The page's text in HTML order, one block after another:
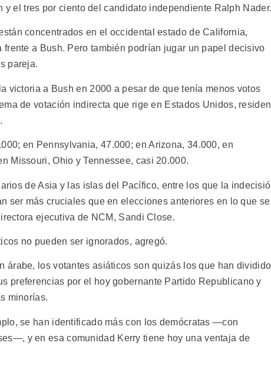
y el tres por ciento del candidato independiente Ralph
concentrados en el occidental estado de California,
a Bush. Pero también podrían jugar un papel decisivo
pareja.
victoria a Bush en 2000 a pesar de que tenía menos votos
de votación indirecta que rige en Estados Unidos, residen
en Pennsylvania, 47.000; en Arizona, 34.000, en
Missouri, Ohio y Tennessee, casi 20.000.
de Asia y las islas del Pacífico, entre los que la
ser más cruciales que en elecciones anteriores en lo que se
ejecutiva de NCM, Sandi Close.
no pueden ser ignorados, agregó.
árabe, los votantes asiáticos son quizás los que han dividido
preferencias por el hoy gobernante Partido Republicano y
minorías.
se han identificado más con los demócratas —con
y en esa comunidad Kerry tiene hoy una ventaja de